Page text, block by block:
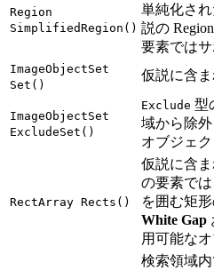
Region
SimplifiedRegion()
単純化さ
説の
要素ではサ
ImageObjectSet
Set()
仮説に含ま
ImageObjectSet
ExcludeSet()
Exclude 型
域から除
オブジェク
RectArray Rects()
仮説に含
の要素で
を囲む矩
White Gap
用可能な
検索領域